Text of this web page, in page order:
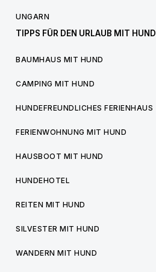
UNGARN
TIPPS FÜR DEN URLAUB MIT HUND
BAUMHAUS MIT HUND
CAMPING MIT HUND
HUNDEFREUNDLICHES FERIENHAUS
FERIENWOHNUNG MIT HUND
HAUSBOOT MIT HUND
HUNDEHOTEL
REITEN MIT HUND
SILVESTER MIT HUND
WANDERN MIT HUND